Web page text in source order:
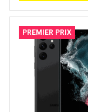
PREMIER PRIX